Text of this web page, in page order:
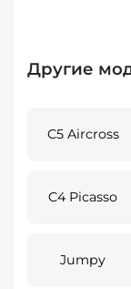
Другие
C5 Aircross
C4 Picasso
Jumpy